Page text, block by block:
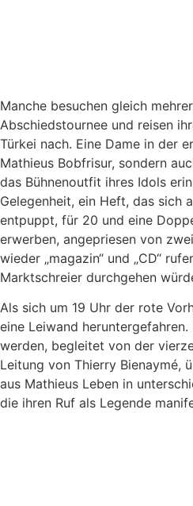
Manche besuchen gleich
Abschiedstournee und reisen
Türkei nach. Eine Dame in der
Mathieus Bobfrisur, sondern
das Bühnenoutfit ihres Idols
Gelegenheit, ein Heft, das sich
entpuppt, für 20 und eine
erwerben, angepriesen von
wieder „magazin“ und „CD“
Marktschreier durchgehen
Als sich um 19 Uhr der rote
eine Leiwand
werden, begleitet von der
Leitung von Thierry Bienaymé,
aus Mathieus Leben in
die ihren Ruf als Legende